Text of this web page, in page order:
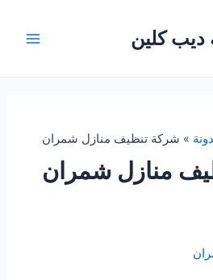
كلين
شركة تنظيف منازل شمران
منازل شمران